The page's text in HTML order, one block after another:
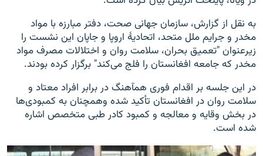
به نقل از گزارش، سازمان جهانی صحت، دفتر مبارزه با مواد
مخدر و جرایم ملل متحد، اتحادیۀ اروپا و جاپان این نشست را
زیرعنوان "تعمیق بحران، سلامت روان و اختلالات مصرف مواد
مخدر که جامعه افغانستان را فلج می‌کند" برگزار کرده بودند.
در این جلسه بر اقدام فوری همآهنگ در برابر افراد معتاد و
سلامت روان در افغانستان تأکید شده وهمچنان به کمبودی‌ها
در بخش وقایه و معالجه و کمبود کادر طبی متخصص اشاره
شده است.